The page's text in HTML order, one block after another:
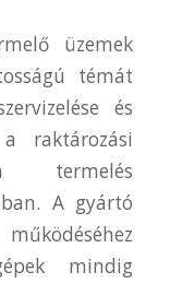
üzemek
témát
és
raktározási
termelés
A gyártó
mindig